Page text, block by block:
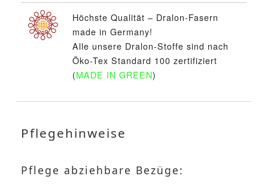
Höchste Qualität – Dralon-Fasern
made in Germany!
Alle unsere Dralon-Stoffe sind nach
Öko-Tex Standard 100 zertifiziert
(MADE IN GREEN)
Pflegehinweise
Pflege abziehbare Bezüge: